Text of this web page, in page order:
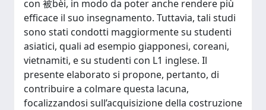
con 被bèi, in modo da poter anche rendere più
efficace il suo insegnamento. Tuttavia, tali studi
sono stati condotti maggiormente su studenti
asiatici, quali ad esempio giapponesi, coreani,
vietnamiti, e su studenti con L1 inglese. Il
presente elaborato si propone, pertanto, di
contribuire a colmare questa lacuna,
focalizzandosi sull’acquisizione della costruzione